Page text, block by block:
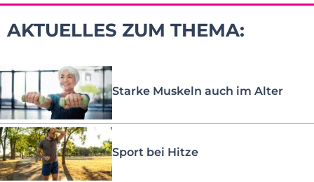
AKTUELLES ZUM THEMA:
Starke Muskeln auch im Alter
Sport bei Hitze